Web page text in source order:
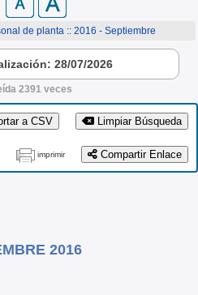
de planta :: 2016 - Septiembre
28/07/2026
2391 veces
Limpiar Búsqueda
a CSV
Compartir Enlace
imprimir
2016